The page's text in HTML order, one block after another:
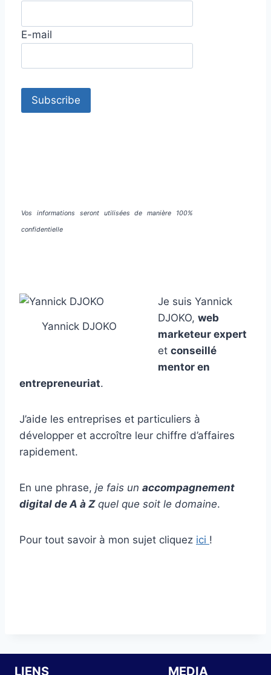
E-mail
Vos informations seront utilisées de manière 100%
confidentielle
Yannick DJOKO
Je suis Yannick
DJOKO, web
marketeur expert
et conseillé
mentor en
entrepreneuriat.
J’aide les entreprises et particuliers à
développer et accroître leur chiffre d’affaires
rapidement.
En une phrase, je fais un accompagnement
digital de A à Zquel que soit le domaine.
Pour tout savoir à mon sujet cliquez ici !
LIENS MEDIA